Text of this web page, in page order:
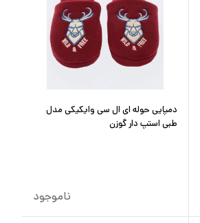
دمپایی حوله ای ال سی وایکیکی مدل
طبی استپ دار گوزن
ناموجود